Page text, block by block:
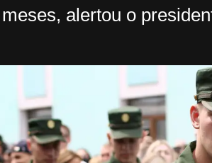
alertou o